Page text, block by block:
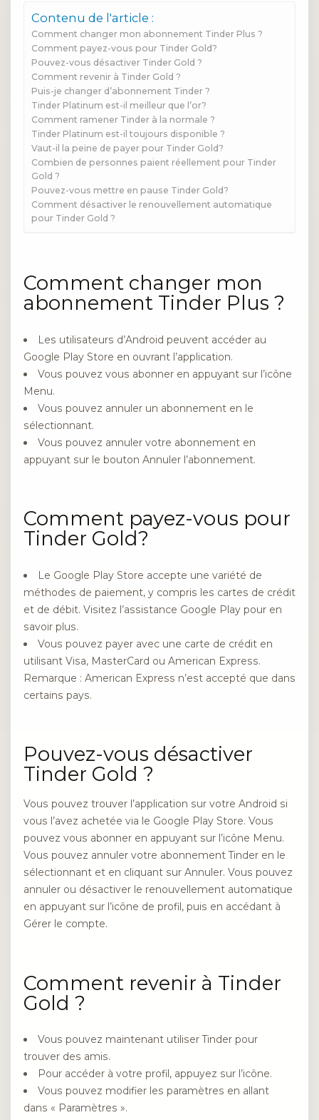
Contenu de l'article :
Comment changer mon abonnement Tinder Plus ?
Comment payez-vous pour Tinder Gold?
Pouvez-vous désactiver Tinder Gold ?
Comment revenir à Tinder Gold ?
Puis-je changer d’abonnement Tinder ?
Tinder Platinum est-il meilleur que l’or?
Comment ramener Tinder à la normale ?
Tinder Platinum est-il toujours disponible ?
Vaut-il la peine de payer pour Tinder Gold?
Combien de personnes paient réellement pour Tinder
Gold ?
Pouvez-vous mettre en pause Tinder Gold?
Comment désactiver le renouvellement automatique
pour Tinder Gold ?
Comment changer mon
abonnement Tinder Plus ?
Les utilisateurs d’Android peuvent accéder au
Google Play Store en ouvrant l’application.
Vous pouvez vous abonner en appuyant sur l’icône
Menu.
Vous pouvez annuler un abonnement en le
sélectionnant.
Vous pouvez annuler votre abonnement en
appuyant sur le bouton Annuler l’abonnement.
Comment payez-vous pour
Tinder Gold?
Le Google Play Store accepte une variété de
méthodes de paiement, y compris les cartes de crédit
et de débit. Visitez l’assistance Google Play pour en
savoir plus.
Vous pouvez payer avec une carte de crédit en
utilisant Visa, MasterCard ou American Express.
Remarque : American Express n’est accepté que dans
certains pays.
Pouvez-vous désactiver
Tinder Gold ?
Vous pouvez trouver l’application sur votre Android si
vous l’avez achetée via le Google Play Store. Vous
pouvez vous abonner en appuyant sur l’icône Menu.
Vous pouvez annuler votre abonnement Tinder en le
sélectionnant et en cliquant sur Annuler. Vous pouvez
annuler ou désactiver le renouvellement automatique
en appuyant sur l’icône de profil, puis en accédant à
Gérer le compte.
Comment revenir à Tinder
Gold ?
Vous pouvez maintenant utiliser Tinder pour
trouver des amis.
Pour accéder à votre profil, appuyez sur l’icône.
Vous pouvez modifier les paramètres en allant
dans « Paramètres ».